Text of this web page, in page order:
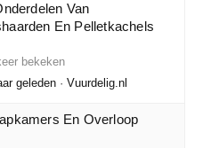
Van
En Pelletkachels
bekeken
geleden · Vuurdelig.nl
En Overloop